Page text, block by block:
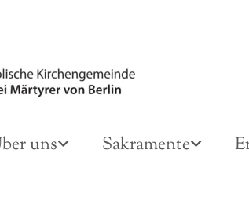
uns Sakramente